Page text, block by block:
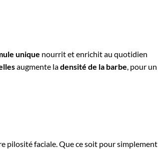
unique nourrit et enrichit au quotidien
augmente ladensité de la barbe, pour un
pilosité faciale. Que ce soit pour simplement